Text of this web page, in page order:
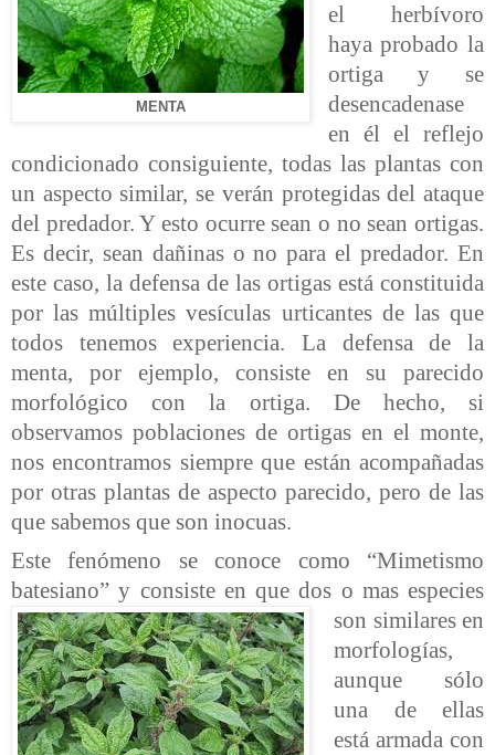
MENTA
el herbívoro
haya probado la
ortiga y se
desencadenase
en él el reflejo
condicionado consiguiente, todas las plantas con
un aspecto similar, se verán protegidas del ataque
del predador. Y esto ocurre sean o no sean ortigas.
Es decir, sean dañinas o no para el predador. En
este caso, la defensa de las ortigas está constituida
por las múltiples vesículas urticantes de las que
todos tenemos experiencia. La defensa de la
menta, por ejemplo, consiste en su parecido
morfológico con la ortiga. De hecho, si
observamos poblaciones de ortigas en el monte,
nos encontramos siempre que están acompañadas
por otras plantas de aspecto parecido, pero de las
que sabemos que son inocuas.
Este fenómeno se conoce como “Mimetismo
batesiano” y consiste en que dos o mas especies
son similares en
morfologías,
aunque sólo
una de ellas
está armada con